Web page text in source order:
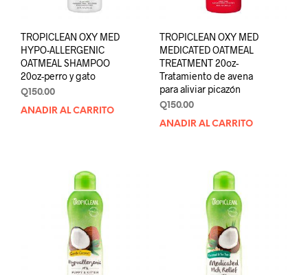
TROPICLEAN OXY MED
HYPO-ALLERGENIC
OATMEAL SHAMPOO
20oz-perro y gato
Q 150.00
AÑADIR AL CARRITO
TROPICLEAN OXY MED
MEDICATED OATMEAL
TREATMENT 20oz-
Tratamiento de avena
para aliviar picazón
Q150.00
AÑADIR AL CARRITO